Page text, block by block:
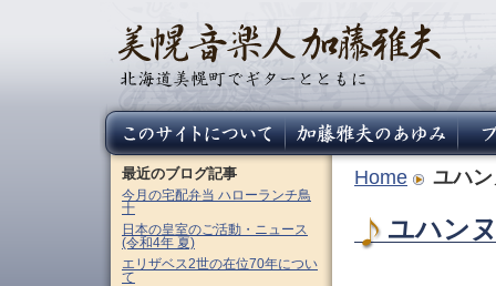
Home ユハ
ユハン
最近のブログ記事
今月の宅配弁当 ハローランチ鳥
十
日本の皇室のご活動・ニュース
(令和4年 夏)
エリザベス2世の在位70年につい
て